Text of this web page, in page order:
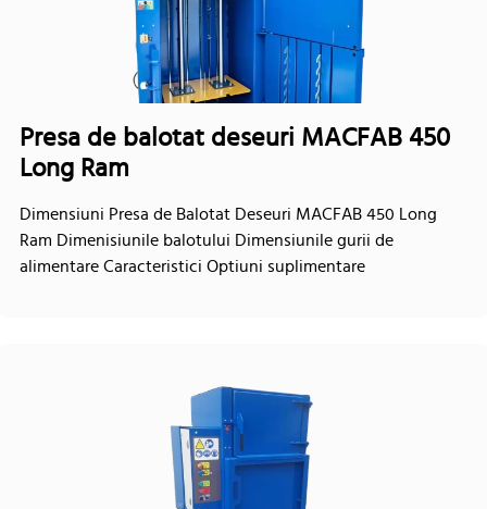
Presa de balotat deseuri MACFAB 450
Long Ram
Dimensiuni Presa de Balotat Deseuri MACFAB 450 Long
Ram Dimenisiunile balotului Dimensiunile gurii de
alimentare Caracteristici Optiuni suplimentare